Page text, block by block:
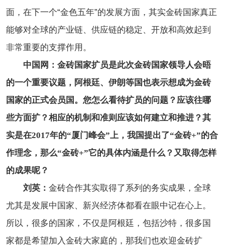
面，在下一个“金色五年”的发展方面，其实金砖国家真正
能够对全球的产业链、供应链的稳定、开放和高效起到
非常重要的支撑作用。
中国网：金砖国家扩员是此次金砖国家领导人会晤
的一个重要议题，阿根廷、伊朗等国也表示想成为金砖
国家的正式会员国。您怎么看待扩员的问题？应该往哪
些方面扩？相应的机制和准则应该如何建立和推进？其
实是在2017年的“厦门峰会”上，我国提出了“金砖+”的合
作理念，那么“金砖+”它的具体内涵是什么？又取得怎样
的成果呢？
刘英： 金砖合作其实取得了系列的务实成果，全球
尤其是发展中国家、新兴经济体都看在眼中记在心上。
所以，很多的国家，不仅是阿根廷，包括沙特，很多国
家都是希望加入金砖大家庭的，那我们也欢迎金砖扩